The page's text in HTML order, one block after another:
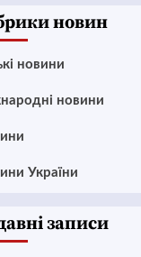
новин
новини
новини
України
записи